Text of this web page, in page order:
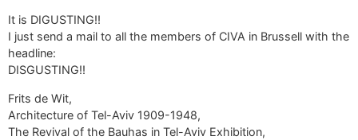
It is DIGUSTING!!
I just send a mail to all the members of CIVA in Brussell with the
headline:
DISGUSTING!!
Frits de Wit,
Architecture of Tel-Aviv 1909-1948,
The Revival of the Bauhas in Tel-Aviv Exhibition,